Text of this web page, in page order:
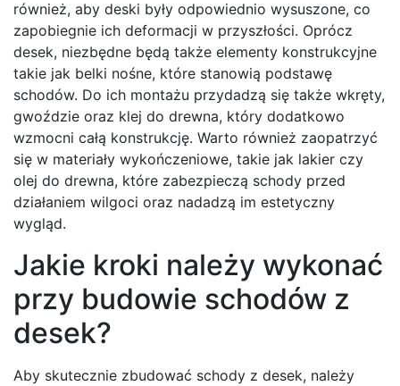
również, aby deski były odpowiednio wysuszone, co
zapobiegnie ich deformacji w przyszłości. Oprócz
desek, niezbędne będą także elementy konstrukcyjne
takie jak belki nośne, które stanowią podstawę
schodów. Do ich montażu przydadzą się także wkręty,
gwoździe oraz klej do drewna, który dodatkowo
wzmocni całą konstrukcję. Warto również zaopatrzyć
się w materiały wykończeniowe, takie jak lakier czy
olej do drewna, które zabezpieczą schody przed
działaniem wilgoci oraz nadadzą im estetyczny
wygląd.
Jakie kroki należy wykonać
przy budowie schodów z
desek?
Aby skutecznie zbudować schody z desek, należy